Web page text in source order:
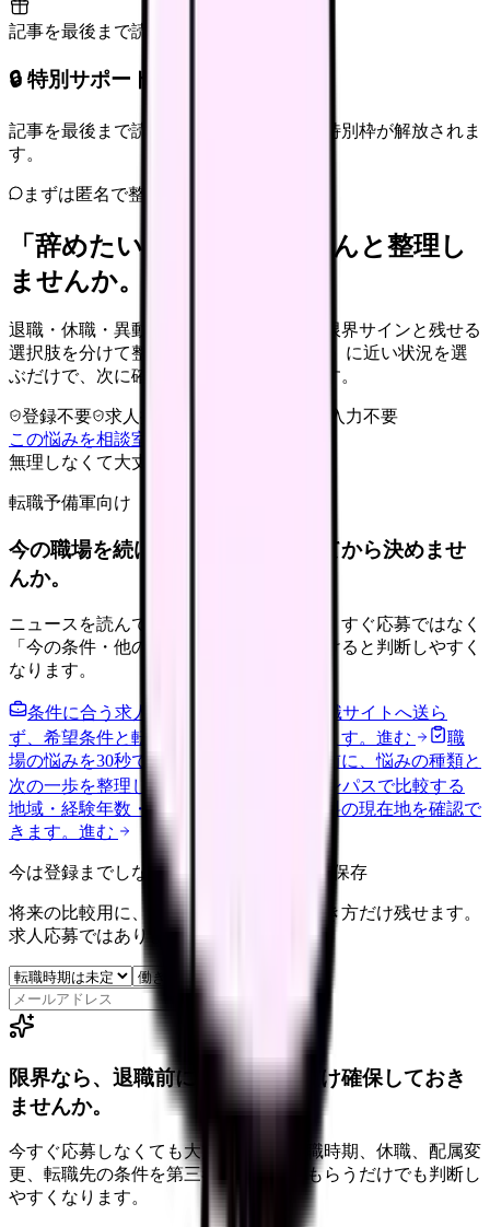
記事を最後まで読むと解放
🔒 特別サポート枠（未開放）
記事を最後まで読むと、転職サポートの特別枠が解放されま
す。
まずは匿名で整理
「辞めたい」を、カンゴさんと整理し
ませんか。
退職・休職・異動を急いで決める前に、限界サインと残せる
選択肢を分けて整理します。 「辞めたい」に近い状況を選
ぶだけで、次に確認することまで進めます。
登録不要 求人押し売りなし
病院名は入力不要
この悩みを相談室で整理する
無理しなくて大丈夫
転職予備軍向け
今の職場を続けるか、条件を比べてから決めませ
んか。
ニュースを読んで不安が強くなった時は、すぐ応募ではなく
「今の条件・他の選択肢・相談先」を分けると判断しやすく
なります。
条件に合う求人通知を受け取る
外部転職サイトへ送ら
ず、希望条件と転職時期を自社で預かります。 進む
職
場の悩みを30秒で診断
辞めるべきか迷う前に、悩みの種類と
次の一歩を整理します。
給料コンパスで比較する
地域・経験年数・施設形態から、今の給料の現在地を確認で
きます。 進む
今は登録までしない人向け: 希望条件だけ保存
将来の比較用に、転職時期と気になる働き方だけ残せます。
求人応募ではありません。
限界なら、退職前に次の逃げ道だけ確保しておき
ませんか。
今すぐ応募しなくても大丈夫です。退職時期、休職、配属変
更、転職先の条件を第三者に整理してもらうだけでも判断し
やすくなります。